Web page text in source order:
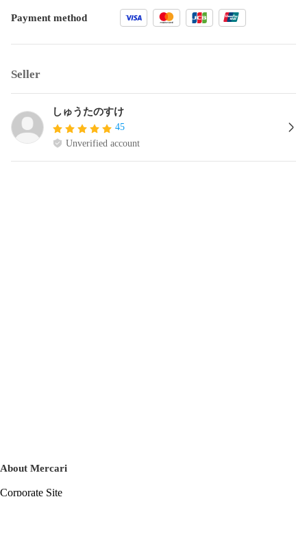
Payment method
Seller
しゅうたのすけ
45
Unverified account
About Mercari
Corporate Site